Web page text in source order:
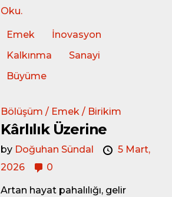
Oku.
Emek
İnovasyon
Kalkınma
Sanayi
Büyüme
Bölüşüm / Emek / Birikim
Kârlılık Üzerine
by Doğuhan Sündal
5 Mart,
2026
0
Artan hayat pahalılığı, gelir